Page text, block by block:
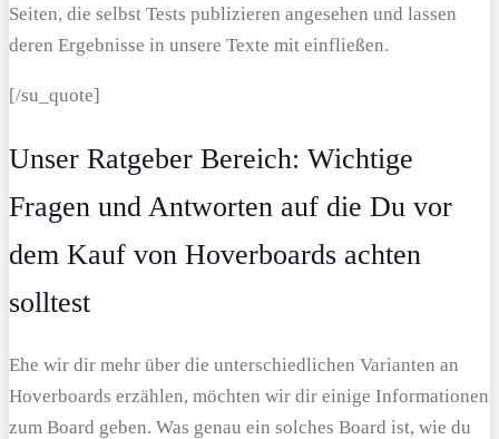
Seiten, die selbst Tests publizieren angesehen und lassen
deren Ergebnisse in unsere Texte mit einfließen.
[/su_quote]
Unser Ratgeber Bereich: Wichtige
Fragen und Antworten auf die Du vor
dem Kauf von Hoverboards achten
solltest
Ehe wir dir mehr über die unterschiedlichen Varianten an
Hoverboards erzählen, möchten wir dir einige Informationen
zum Board geben. Was genau ein solches Board ist, wie du